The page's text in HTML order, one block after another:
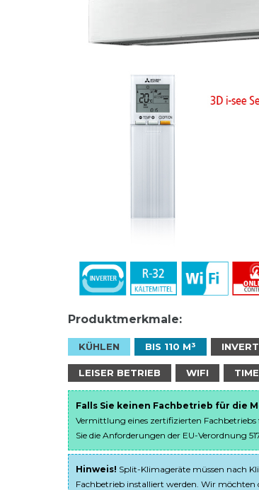
Produktmerkmale:
KÜHLEN BIS 110 M³
LEISER BETRIEB WIFI
Falls Sie keinen Fachbetrieb für die
Vermittlung eines zertifizierten Fachbetriebs
Sie die Anforderungen der EU-Verordnung
Hinweis! Split-Klimageräte müssen nach
Fachbetrieb installiert werden. Wir möchten